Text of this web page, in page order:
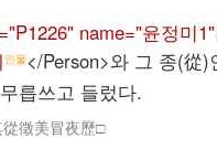
name="윤정미
인물</Person>와 그 종(從)
릅쓰고 들렀다.
徵美冒夜歷□